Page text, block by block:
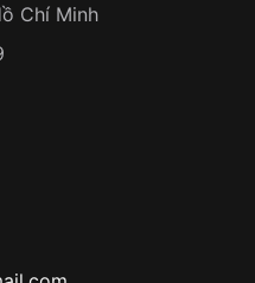
kiểm tra và thanh toán
Chí Minh